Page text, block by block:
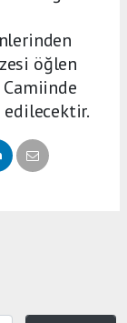
öğlen
Camiinde
edilecektir.